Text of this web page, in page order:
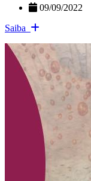
09/09/2022
Saiba